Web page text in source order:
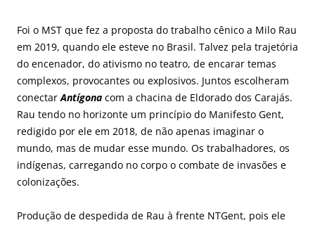
Foi o MST que fez a proposta do trabalho cênico a Milo Rau
em 2019, quando ele esteve no Brasil. Talvez pela trajetória
do encenador, do ativismo no teatro, de encarar temas
complexos, provocantes ou explosivos. Juntos escolheram
conectarAntígona com a chacina de Eldorado dos Carajás.
Rau tendo no horizonte um princípio do Manifesto Gent,
redigido por ele em 2018, de não apenas imaginar o
mundo, mas de mudar esse mundo. Os trabalhadores, os
indígenas, carregando no corpo o combate de invasões e
colonizações.
Produção de despedida de Rau à frente NTGent, pois ele